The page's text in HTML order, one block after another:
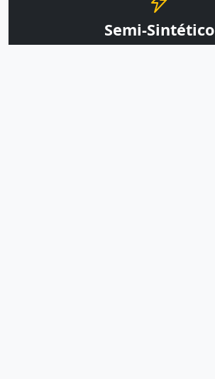
Semi-Sintético